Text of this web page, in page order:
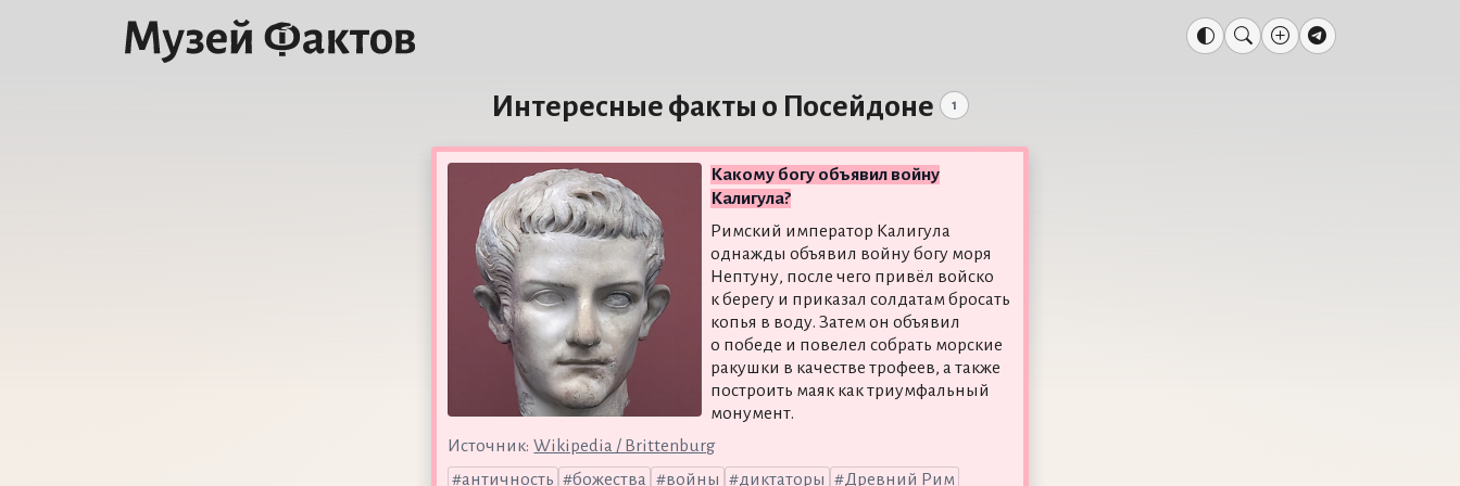
Интересные факты о Посейдоне 1
Какому богу объявил войну
Калигула?
Римский император Калигула
однажды объявил войну богу моря
Нептуну, после чего привёл войско
к берегу и приказал солдатам бросать
копья в воду. Затем он объявил
о победе и повелел собрать морские
ракушки в качестве трофеев, а также
построить маяк как триумфальный
монумент.
Источник: Wikipedia / Brittenburg
античность
божества войны диктаторы Древний Рим